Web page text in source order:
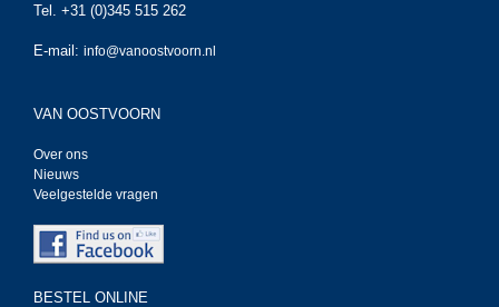
Tel. +31 (0)345 515 262
E-mail: info@vanoostvoorn.nl
VAN OOSTVOORN
Over ons
Nieuws
Veelgestelde vragen
BESTEL ONLINE